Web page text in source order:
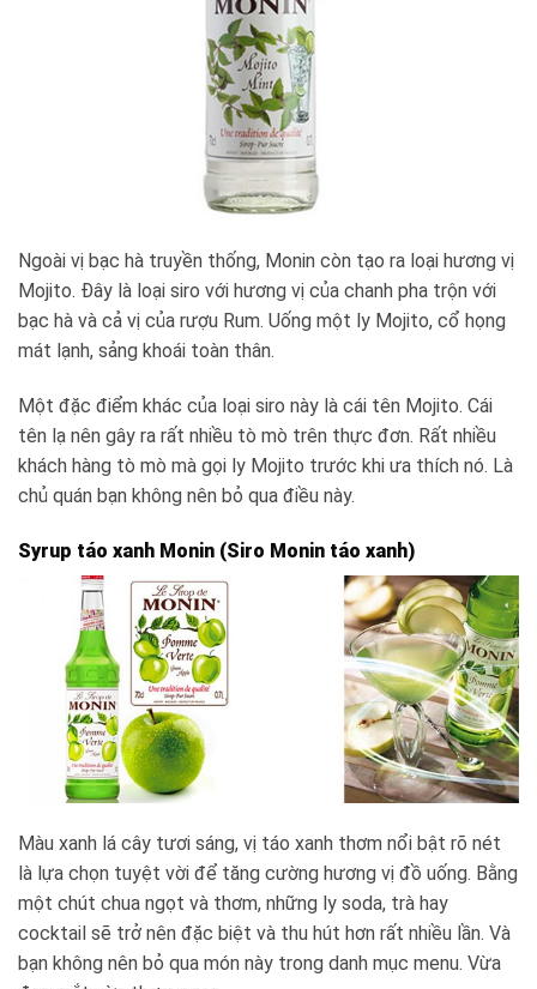
Ngoài vị bạc hà truyền thống, Monin còn tạo ra loại hương vị
Mojito. Đây là loại siro với hương vị của chanh pha trộn với
bạc hà và cả vị của rượu Rum. Uống một ly Mojito, cổ họng
mát lạnh, sảng khoái toàn thân.
Một đặc điểm khác của loại siro này là cái tên Mojito. Cái
tên lạ nên gây ra rất nhiều tò mò trên thực đơn. Rất nhiều
khách hàng tò mò mà gọi ly Mojito trước khi ưa thích nó. Là
chủ quán bạn không nên bỏ qua điều này.
Syrup táo xanh Monin (Siro Monin táo xanh)
Màu xanh lá cây tươi sáng, vị táo xanh thơm nổi bật rõ nét
là lựa chọn tuyệt vời để tăng cường hương vị đồ uống. Bằng
một chút chua ngọt và thơm, những ly soda, trà hay
cocktail sẽ trở nên đặc biệt và thu hút hơn rất nhiều lần. Và
bạn không nên bỏ qua món này trong danh mục menu. Vừa